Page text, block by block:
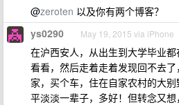
@zeroten 以及你有两个博客？
ys0290 May 19, 2015 via iPhone
在沪西安人，从出生到大学毕业
看看，然后走着走着发现回不去
家，买个车，住在自家农村的大
平淡淡一辈子，多好！但转念又